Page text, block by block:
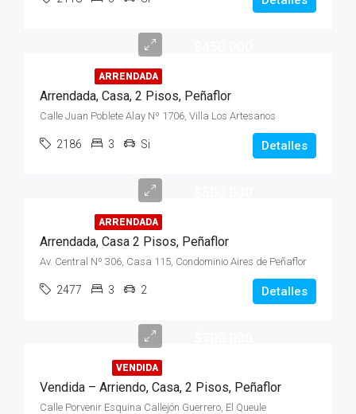
ARRENDADA
Arrendada, Casa, 2 Pisos, Peñaflor
Calle Juan Poblete Alay Nº 1706, Villa Los Artesanos
2186 3 Si Detalles
ARRENDADA
Arrendada, Casa 2 Pisos, Peñaflor
Av. Central Nº 306, Casa 115, Condominio Aires de Peñaflor
2477 3 2 Detalles
VENDIDA
Vendida – Arriendo, Casa, 2 Pisos, Peñaflor
Calle Porvenir Esquina Callejón Guerrero, El Queule